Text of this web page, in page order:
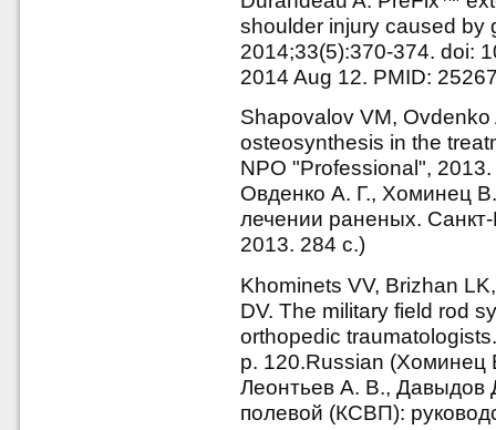
shoulder injury caused by
2014;33(5):370-374. doi:
2014 Aug 12. PMID:
Shapovalov VM,
osteosynthesis in the
NPO "Professional",
Овденко А. Г., Хоминец
лечении раненых.
2013. 284 с.)
Khominets VV, Brizhan
DV. The military field rod
orthopedic
p. 120.Russian
Леонтьев А. В., Давыдов
полевой (КСВП):